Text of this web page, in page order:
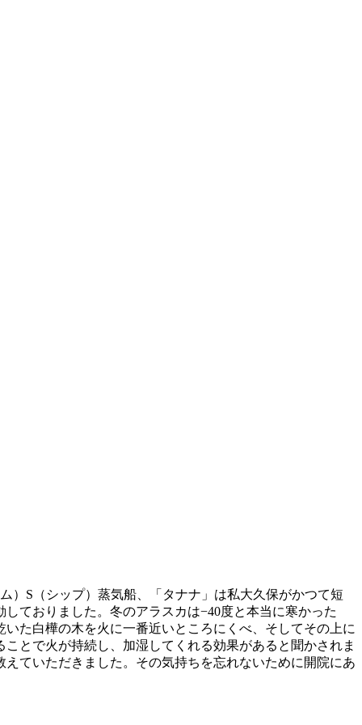
）S（シップ）蒸気船、「タナナ」は私大久保がかつて短
ておりました。冬のアラスカは−40度と本当に寒かった
た白樺の木を火に一番近いところにくべ、そしてその上に
とで火が持続し、加湿してくれる効果があると聞かされま
ていただきました。その気持ちを忘れないために開院にあ